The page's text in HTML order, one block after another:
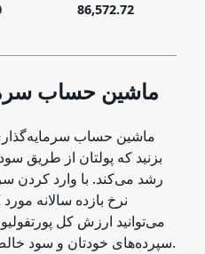
86,572.72
ماشین حساب
ماشین حساب
بزنید که پولتان از
رشد می‌کند. با وارد کردن
نرخ بازده سالانه
می‌توانید ارزش کل
سپرده‌های خودتان و سود خالص کسب‌شده را مشاهده کنید.